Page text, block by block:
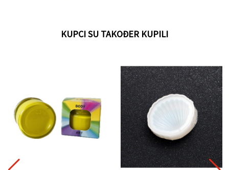
KUPCI SU TAKOĐER KUPILI